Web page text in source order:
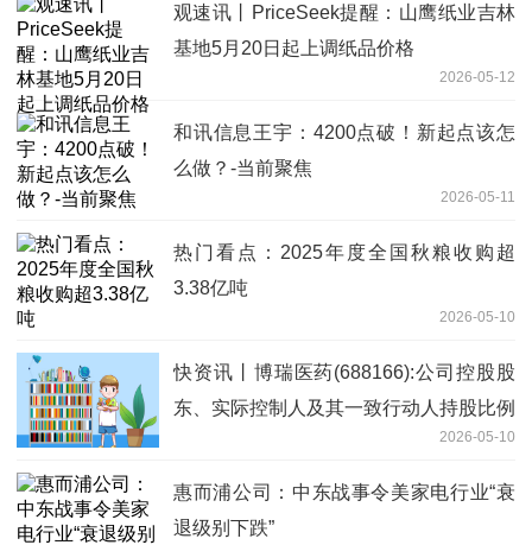
观速讯丨PriceSeek提醒：山鹰纸业吉林
基地5月20日起上调纸品价格
2026-05-12
和讯信息王宇：4200点破！新起点该怎
么做？-当前聚焦
2026-05-11
热门看点：2025年度全国秋粮收购超
3.38亿吨
2026-05-10
快资讯丨博瑞医药(688166):公司控股股
东、实际控制人及其一致行动人持股比例
被动稀释触及1%刻度的提示性公告2026-05-10
惠而浦公司：中东战事令美家电行业“衰
退级别下跌”